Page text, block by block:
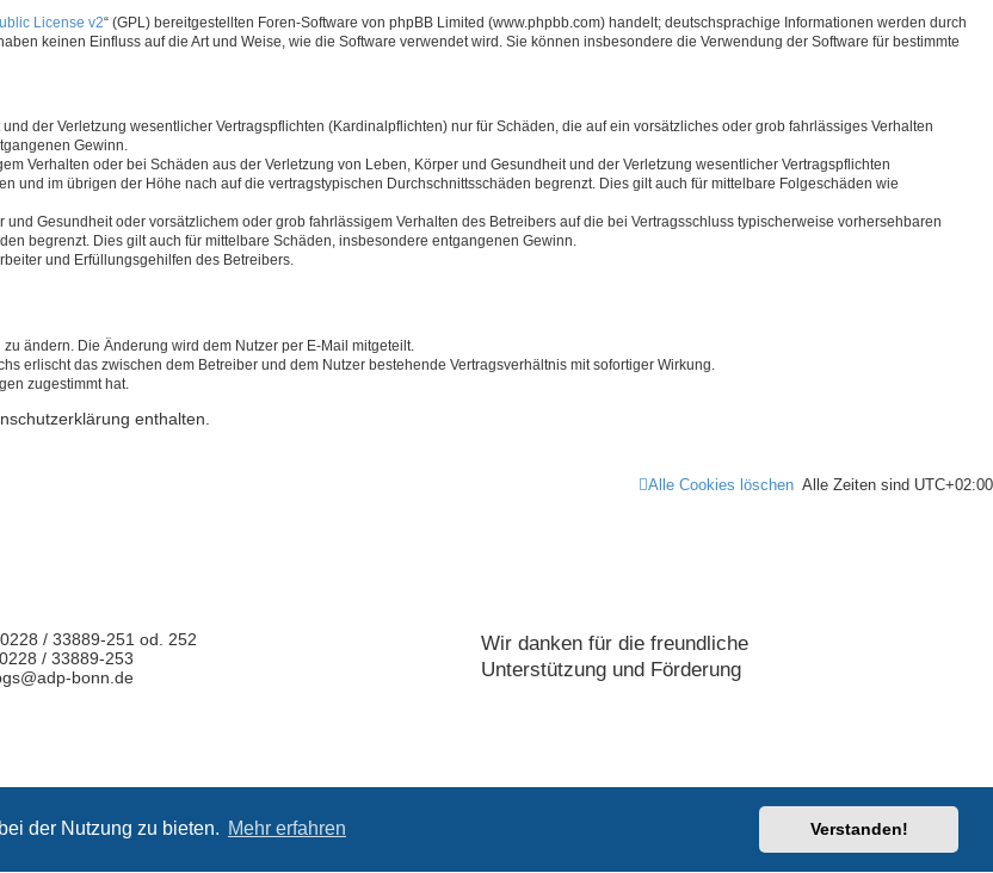
der Nutzung zu bieten. Mehr erfahren Verstanden!
License v2“ (GPL) bereitgestellten Foren-Software von phpBB Limited (www.phpbb.com) handelt; deutschsprachige Informationen werden durch
keinen Einfluss auf die Art und Weise, wie die Software verwendet wird. Sie können insbesondere die Verwendung der Software für bestimmte
der Verletzung wesentlicher Vertragspflichten (Kardinalpflichten) nur für Schäden, die auf ein vorsätzliches oder grob fahrlässiges Verhalten
Gewinn.
Verhalten oder bei Schäden aus der Verletzung von Leben, Körper und Gesundheit und der Verletzung wesentlicher Vertragspflichten
und im übrigen der Höhe nach auf die vertragstypischen Durchschnittsschäden begrenzt. Dies gilt auch für mittelbare Folgeschäden wie
Gesundheit oder vorsätzlichem oder grob fahrlässigem Verhalten des Betreibers auf die bei Vertragsschluss typischerweise vorhersehbaren
begrenzt. Dies gilt auch für mittelbare Schäden, insbesondere entgangenen Gewinn.
und Erfüllungsgehilfen des Betreibers.
ändern. Die Änderung wird dem Nutzer per E-Mail mitgeteilt.
erlischt das zwischen dem Betreiber und dem Nutzer bestehende Vertragsverhältnis mit sofortiger Wirkung.
zugestimmt hat.
enthalten.
Alle Zeiten sind UTC+02:00
Alle Cookies löschen
/ 33889-251 od. 252
/ 33889-253
bonn.de
Wir danken für die freundliche
Unterstützung und Förderung
Impuls Werbeagentur, Hannover |www.werbeagentur-impuls.de